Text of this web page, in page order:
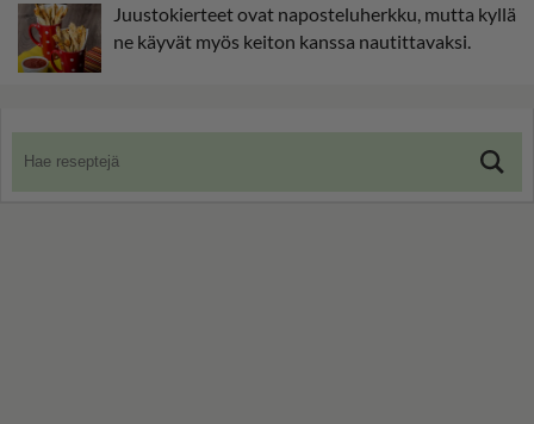
Juustokierteet ovat naposteluherkku, mutta kyllä
ne käyvät myös keiton kanssa nautittavaksi.